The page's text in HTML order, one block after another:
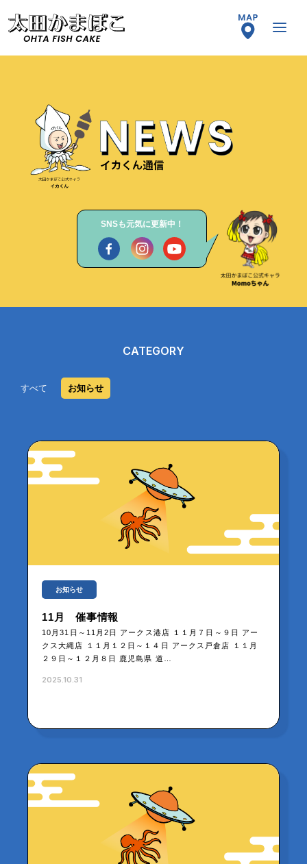
SNSも元気に更新中！
CATEGORY
すべて お知らせ
お知らせ
11月 催事情報
10月31日～11月2日 アークス港店 １１月７日～９日 アー
クス大縄店 １１月１２日～１４日 アークス戸倉店 １１月
２９日～１２月８日 鹿児島県 道…
2025.10.31